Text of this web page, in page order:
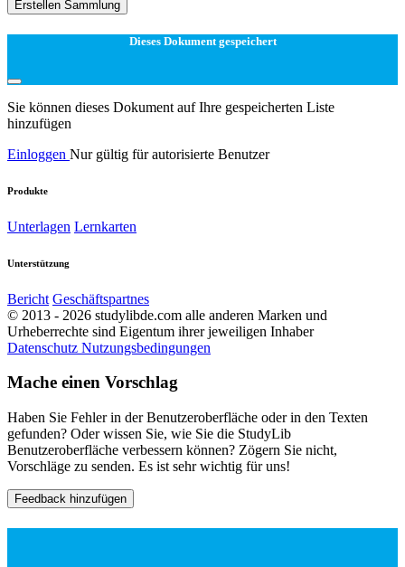
Erstellen Sammlung
Dieses Dokument gespeichert
Sie können dieses Dokument auf Ihre gespeicherten Liste
hinzufügen
Einloggen Nur gültig für autorisierte Benutzer
Produkte
Unterlagen Lernkarten
Unterstützung
Bericht Geschäftspartnes
© 2013 - 2026 studylibde.com alle anderen Marken und
Urheberrechte sind Eigentum ihrer jeweiligen Inhaber
Datenschutz Nutzungsbedingungen
Mache einen Vorschlag
Haben Sie Fehler in der Benutzeroberfläche oder in den Texten
gefunden? Oder wissen Sie, wie Sie die StudyLib
Benutzeroberfläche verbessern können? Zögern Sie nicht,
Vorschläge zu senden. Es ist sehr wichtig für uns!
Feedback hinzufügen